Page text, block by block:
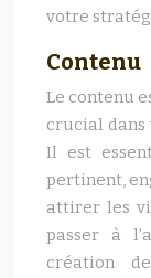
votre
Contenu
Le contenu
crucial
Il est
pertinent,
attirer les
passer à
création